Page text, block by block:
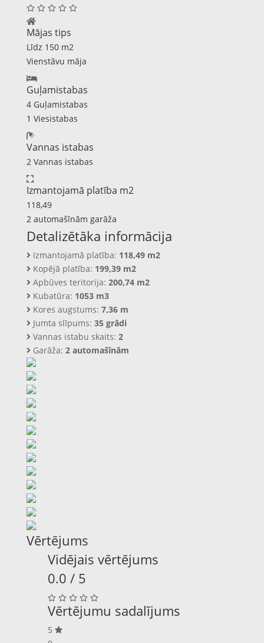
Mājas tips
Līdz 150 m2
Vienstāvu māja
Guļamistabas
4 Guļamistabas
1 Viesistabas
Vannas istabas
2 Vannas istabas
Izmantojamā platība m2
118,49
2 automašīnām garāža
Detalizētāka informācija
Izmantojamā platība: 118,49 m2
Kopējā platība: 199,39 m2
Apbūves teritorija: 200,74 m2
Kubatūra: 1053 m3
Kores augstums: 7,36 m
Jumta slīpums: 35 grādi
Vannas istabu skaits: 2
Garāža: 2 automašīnām
Vērtējums
Vidējais vērtējums
0.0 / 5
Vērtējumu sadalījums
5